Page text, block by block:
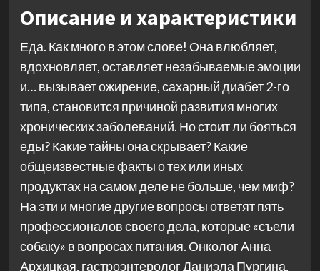
Описание и характеристики
Еда. Как много в этом слове! Она влюбляет,
вдохновляет, оставляет незабываемые эмоции
и… вызывает ожирение, сахарный диабет 2-го
типа, становится причиной развития многих
хронических заболеваний. Но стоит ли бояться
еды? Какие тайны она скрывает? Какие
общеизвестные факты о тех или иных
продуктах на самом деле не больше, чем миф?
На эти и многие другие вопросы ответят пять
профессионалов своего дела, которые «съели
собаку» в вопросах питания. Онколог Анна
Архицкая, гастроэнтеролог Даниэла Пургина,